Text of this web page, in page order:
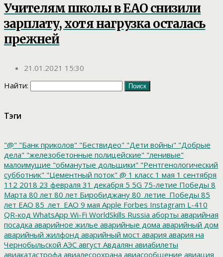
Учителям школы в ЕАО снизили
зарплату, хотя нагрузка осталась
прежней
21.01.2021 15:30
Найти:
Тэги
"@" "Банк приколов" "Бествидео" "Дети войны" "Добрые
дела" "железобетонные полицейские" "ленивые"
малоимущие "обманутые дольщики" "Рентгенологический
субботник" "Цементный поток" @ 1 класс 1 мая 1 сентября
112 2018 23 февраля 31 декабря 5 5G 75-летие Победы 8
Марта 80 лет 80 лет Биробиджану 80_летие_Победы 85
лет ЕАО 85_лет_ЕАО 9 мая Apple Forbes Instagram L-410
QR-код WhatsApp Wi-Fi WorldSkills Russia аборты аварийная
посадка аварийное жилье аварийные дома аварийный дом
аварийный жилфонд аварийный мост авария авария на
Чернобыльской АЭС август Авдалян авиабилеты
авиакатастрофа авиалесоохрана авиасообщение авиация